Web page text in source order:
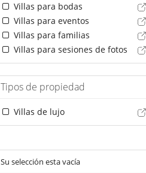
Villas para bodas
Villas para eventos
Villas para familias
Villas para sesiones de fotos
Tipos de propiedad
Villas de lujo
Su selección esta vacía